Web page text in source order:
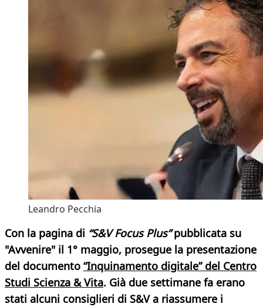
Leandro Pecchia
Con la pagina di “S&V Focus Plus”pubblicata su
"Avvenire" il 1° maggio, prosegue la presentazione
del documento “Inquinamento digitale” del Centro
Studi Scienza & Vita. Già due settimane fa erano
stati alcuni consiglieri di S&V a riassumere i